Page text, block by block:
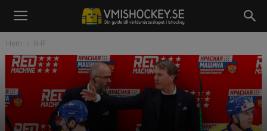
Hem IIHF